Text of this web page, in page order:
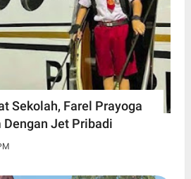
Sekolah, Farel Prayoga
Dengan Jet Pribadi